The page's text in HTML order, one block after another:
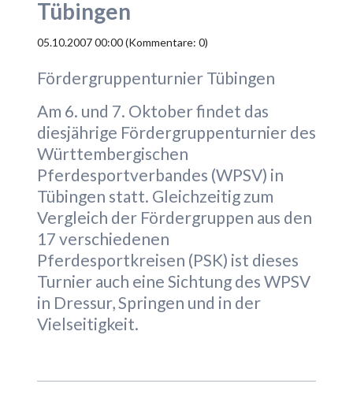
Tübingen
05.10.2007 00:00(Kommentare: 0)
Fördergruppenturnier Tübingen
Am 6. und 7. Oktober findet das
diesjährige Fördergruppenturnier des
Württembergischen
Pferdesportverbandes (WPSV) in
Tübingen statt. Gleichzeitig zum
Vergleich der Fördergruppen aus den
17 verschiedenen
Pferdesportkreisen (PSK) ist dieses
Turnier auch eine Sichtung des WPSV
in Dressur, Springen und in der
Vielseitigkeit.